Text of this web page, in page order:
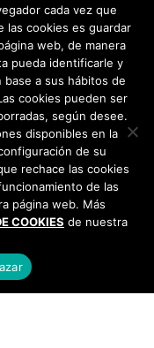
cada vez que
las cookies es guardar
web, de manera
pueda identificarle y
a sus hábitos de
cookies pueden ser
según desee.
disponibles en la
de su
rechace las cookies
de las
página web. Más
COOKIES de nuestra